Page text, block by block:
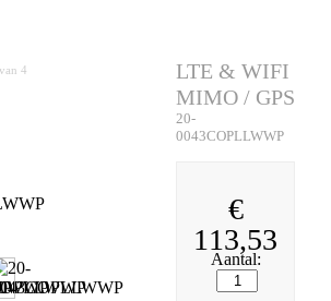
van 4
LTE & WIFI
MIMO / GPS
20-
0043COPLLWWP
€
113,53
Aantal: